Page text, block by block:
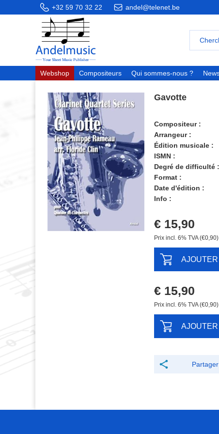
+32 59 70 32 22 andel@telenet.be
Webshop Compositeurs Qui sommes-nous ?
Gavotte
Compositeur :
Arrangeur :
Édition musicale :
ISMN :
Degré de difficulté :
Format :
Date d'édition :
Info :
€ 15,90
Prix ​​incl. 6% TVA (€0,90)
AJOUTER
€ 15,90
Prix ​​incl. 6% TVA (€0,90)
AJOUTER
Partager